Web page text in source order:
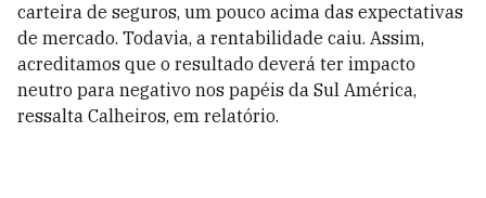
carteira de seguros, um pouco acima das expectativas
de mercado. Todavia, a rentabilidade caiu. Assim,
acreditamos que o resultado deverá ter impacto
neutro para negativo nos papéis da Sul América,
ressalta Calheiros, em relatório.